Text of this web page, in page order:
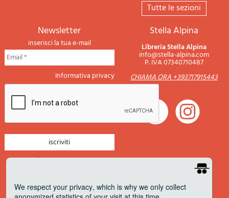
tutte le sezioni
newsletter
inserisci la tua e-mail
Informativa privacy
Stella Alpina
Libreria Stella Alpina
info@stella-alpina.com
P. IVA 07340710487
CHIAMA ORA +393717915443
We respect your privacy, which is why we only collect